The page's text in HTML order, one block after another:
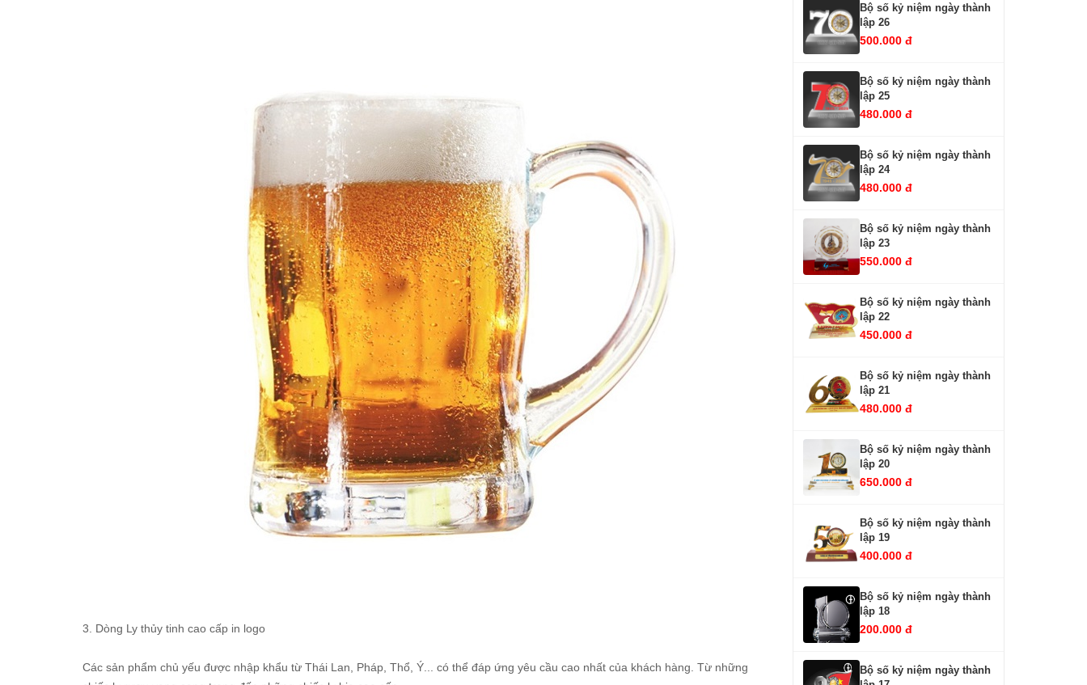
3. Dòng Ly thủy tinh cao cấp in logo
Các sản phẩm chủ yếu được nhập khẩu từ Thái Lan, Pháp, Thổ, Ý... có thể đáp ứng yêu cầu cao nhất của khách hàng. Từ những
Bộ số kỷ niệm ngày thành
lập 26
500.000 đ
Bộ số kỷ niệm ngày thành
lập 25
480.000 đ
Bộ số kỷ niệm ngày thành
lập 24
480.000 đ
Bộ số kỷ niệm ngày thành
lập 23
550.000 đ
Bộ số kỷ niệm ngày thành
lập 22
450.000 đ
Bộ số kỷ niệm ngày thành
lập 21
480.000 đ
Bộ số kỷ niệm ngày thành
lập 20
650.000 đ
Bộ số kỷ niệm ngày thành
lập 19
400.000 đ
Bộ số kỷ niệm ngày thành
lập 18
200.000 đ
Bộ số kỷ niệm ngày thành